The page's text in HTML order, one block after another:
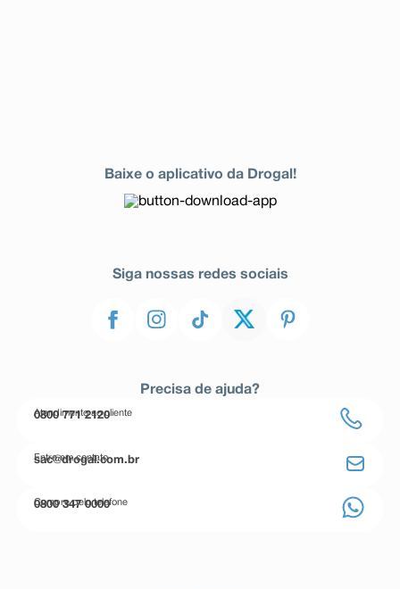
Baixe o aplicativo da Drogal!
Siga nossas redes sociais
Precisa de ajuda?
Atendimento ao cliente
0800 771 2120
Entre em contato
sac@drogal.com.br
Compre pelo telefone
0800 347 0000